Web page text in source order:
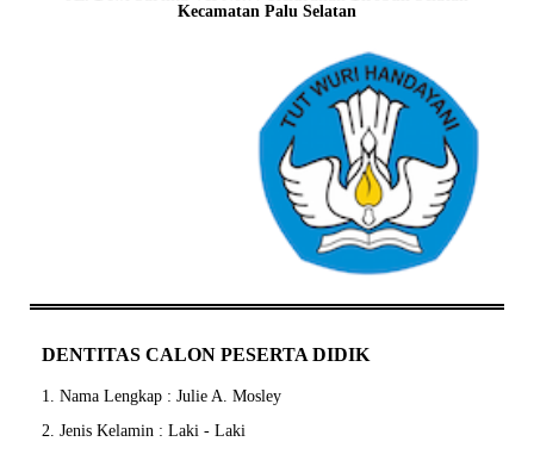
Kecamatan Palu Selatan
DENTITAS CALON PESERTA DIDIK
1. Nama Lengkap : Julie A. Mosley
2. Jenis Kelamin : Laki - Laki